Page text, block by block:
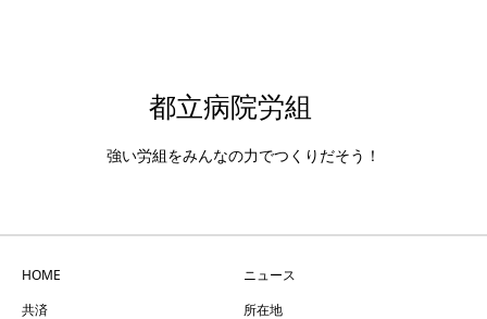
都立病院労組
強い労組をみんなの力でつくりだそう！
HOME
ニュース
共済
所在地